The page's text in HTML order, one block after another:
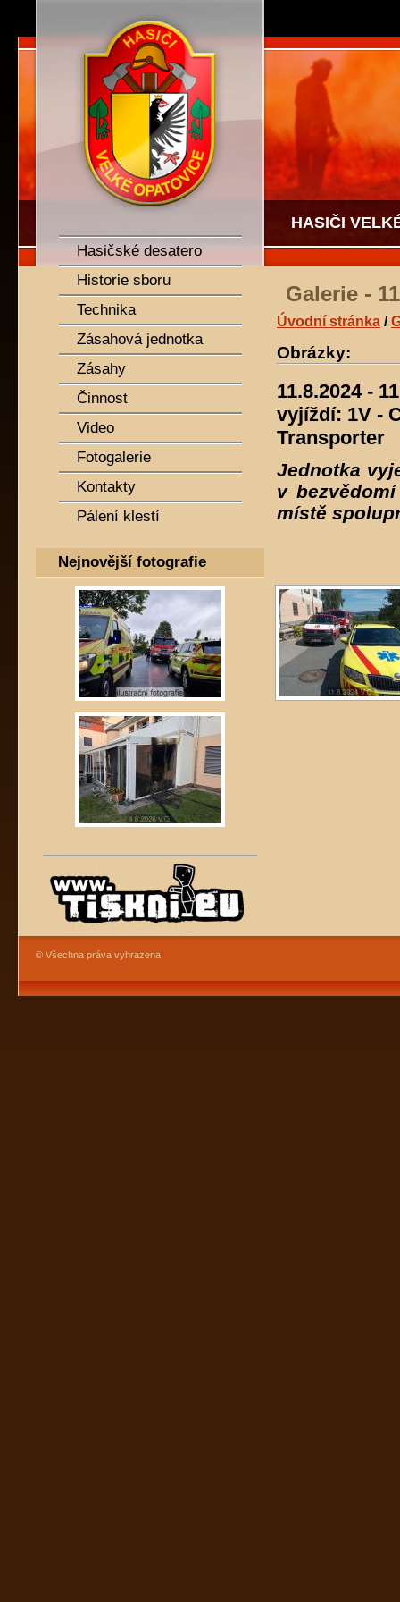
HASIČI
Galerie -
Úvodní stránka /
Obrázky:
11.8.2024 -
vyjíždí: 1V -
Transporter
Jednotka
v
místě
SDH Velké Opatovice
Hasičské desatero
Historie sboru
Technika
Zásahová jednotka
Zásahy
Činnost
Video
Fotogalerie
Kontakty
Pálení klestí
Nejnovější fotografie
© Všechna práva vyhrazena